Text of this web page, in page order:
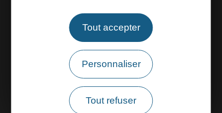
Tout accepter
Personnaliser
Tout refuser